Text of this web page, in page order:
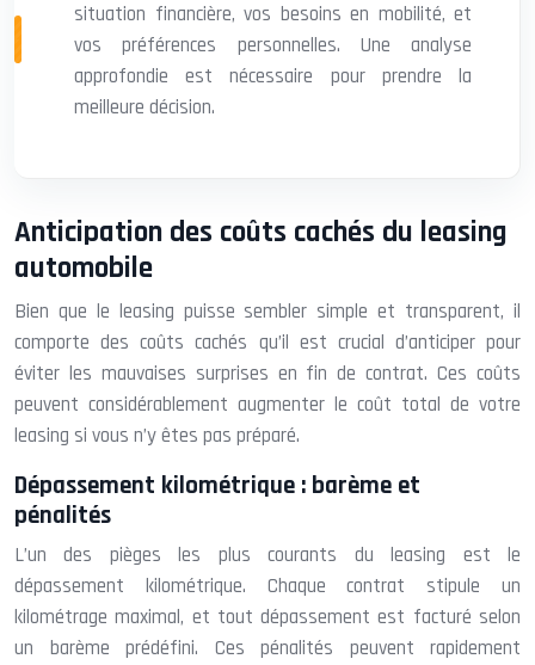
situation financière, vos besoins en mobilité, et
vos préférences personnelles. Une analyse
approfondie est nécessaire pour prendre la
meilleure décision.
Anticipation des coûts cachés du leasing
automobile
Bien que le leasing puisse sembler simple et transparent, il
comporte des coûts cachés qu’il est crucial d’anticiper pour
éviter les mauvaises surprises en fin de contrat. Ces coûts
peuvent considérablement augmenter le coût total de votre
leasing si vous n’y êtes pas préparé.
Dépassement kilométrique : barème et
pénalités
L’un des pièges les plus courants du leasing est le
dépassement kilométrique. Chaque contrat stipule un
kilométrage maximal, et tout dépassement est facturé selon
un barème prédéfini. Ces pénalités peuvent rapidement